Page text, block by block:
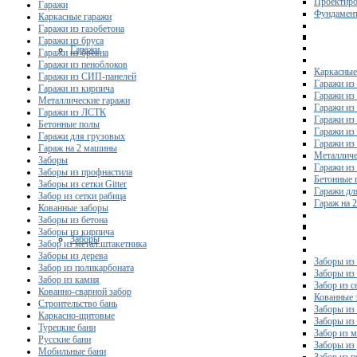
Гаражи
Гаражи из
Гаражи из
Гаражи из
Гаражи из
Гаражи
Гаражи из
Гаражи
Бетонные
Гаражи
Гараж на
Заборы
Заборы из
Заборы из
Забор из
Кованные
Заборы из
Заборы из
Забор из
Заборы из
Гаражи
Каркасные гаражи
Гаражи из газобетона
Гаражи из бруса
Гаражи из бревна
Гаражи из пеноблоков
Гаражи из СИП-панелей
Гаражи из кирпича
Металлические гаражи
Гаражи из ЛСТК
Бетонные полы
Гаражи для грузовых
Гараж на 2 машины
Заборы
Заборы из профнастила
Заборы из сетки Gitter
Забор из сетки рабица
Кованные заборы
Заборы из бетона
Заборы из кирпича
Забор из метал.штакетника
Заборы из дерева
Забор из поликарбоната
Забор из камня
Кованно-сварной забор
Строительство бань
Каркасно-щитовые
Турецкие бани
Русские бани
Мобильные бани